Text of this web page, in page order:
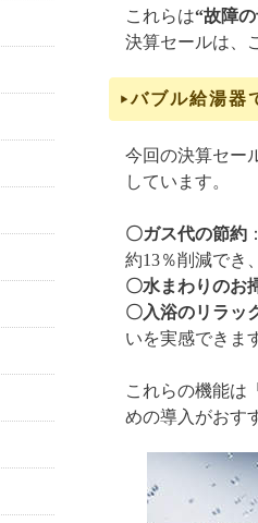
これらは“故障
決算セールは、
バブル給湯器
今回の決算セー
しています。
〇ガス代の節約
約13％削減でき
〇水まわりのお
〇入浴のリラッ
いを実感できま
これらの機能は
めの導入がおす